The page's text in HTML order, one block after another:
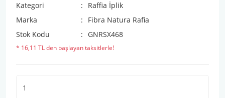
Kategori
Raffia İplik
Marka
Fibra Natura Rafia
Stok Kodu
GNRSX468
* 16,11 TL den başlayan taksitlerle!